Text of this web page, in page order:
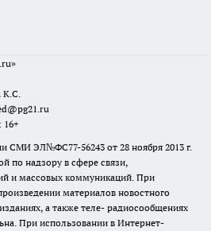
К.С.
16+
СМИ ЭЛ№ФС77-56243 от 28 ноября 2013 г.
по надзору в сфере связи,
и массовых коммуникаций. При
материалов новостного
а также теле- радиосообщениях
При использовании в Интернет-